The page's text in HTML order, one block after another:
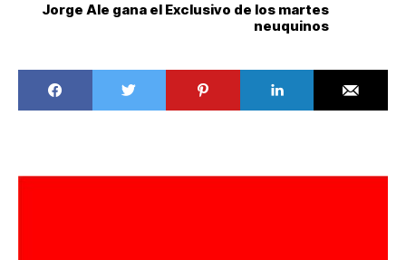
Jorge Ale gana el Exclusivo de los martes
neuquinos